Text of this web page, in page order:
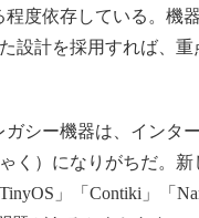
度依存している。機
設計を採用すれば、重
シー機器は、インタ
く）になりがちだ。
」「Contiki」「